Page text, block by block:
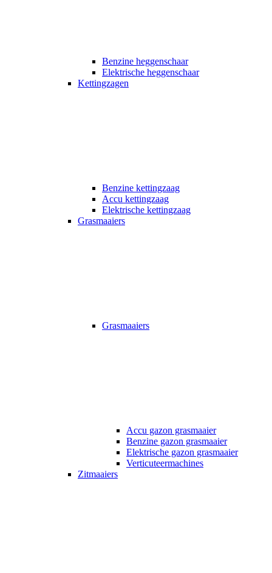
Benzine heggenschaar
Elektrische heggenschaar
Kettingzagen
Benzine kettingzaag
Accu kettingzaag
Elektrische kettingzaag
Grasmaaiers
Grasmaaiers
Accu gazon grasmaaier
Benzine gazon grasmaaier
Elektrische gazon grasmaaier
Verticuteermachines
Zitmaaiers